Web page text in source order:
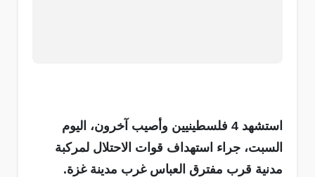
استشهد 4 فلسطينيين وأصيب آخرون، اليوم
السبت، جراء استهداف قوات الاحتلال لمركبة
مدنية قرب مفترق العباس غرب مدينة غزة.